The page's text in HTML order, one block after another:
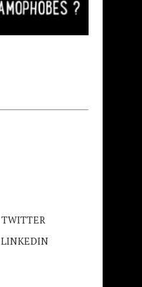
TWITTER
LINKEDIN